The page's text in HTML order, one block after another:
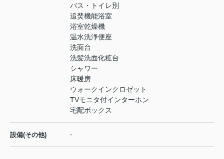
バス・トイレ別
追焚機能浴室
浴室乾燥機
温水洗浄便座
洗面台
洗髪洗面化粧台
シャワー
床暖房
ウォークインクロゼット
TVモニタ付インターホン
宅配ボックス
設備(その他) -